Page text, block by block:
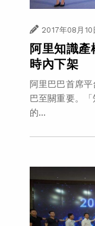
2017年08月10
阿里知識
時內下架
阿里巴巴首席
巴至關重要。
的...